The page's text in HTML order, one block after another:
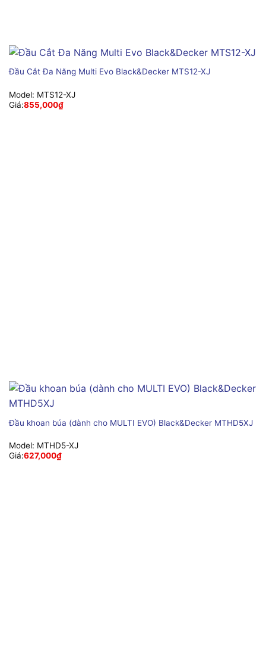
Đầu Cắt Đa Năng Multi Evo Black&Decker MTS12-XJ
Model: MTS12-XJ
Giá:855,000₫
Đầu khoan búa (dành cho MULTI EVO) Black&Decker MTHD5XJ
Model: MTHD5-XJ
Giá:627,000₫